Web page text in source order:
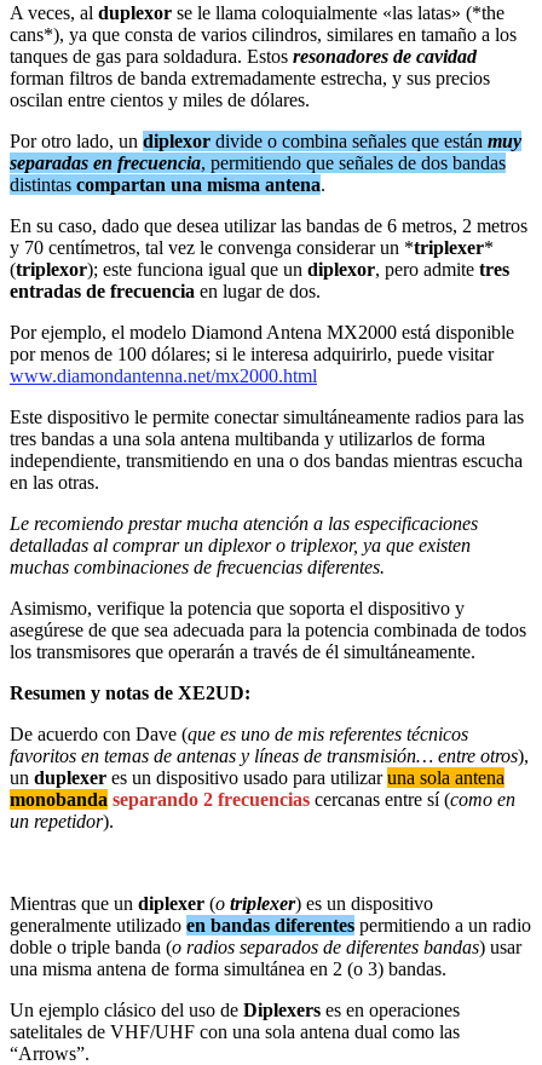
A veces, al duplexor se le llama coloquialmente «las latas» (*the
cans*), ya que consta de varios cilindros, similares en tamaño a los
tanques de gas para soldadura. Estos resonadores de cavidad
forman filtros de banda extremadamente estrecha, y sus precios
oscilan entre cientos y miles de dólares.
Por otro lado, un diplexor divide o combina señales que están muy
separadas en frecuencia, permitiendo que señales de dos bandas
distintas compartan una misma antena.
En su caso, dado que desea utilizar las bandas de 6 metros, 2 metros
y 70 centímetros, tal vez le convenga considerar un *triplexer*
(triplexor); este funciona igual que un diplexor, pero admite tres
entradas de frecuencia en lugar de dos.
Por ejemplo, el modelo Diamond Antena MX2000 está disponible
por menos de 100 dólares; si le interesa adquirirlo, puede visitar
www.diamondantenna.net/mx2000.html
Este dispositivo le permite conectar simultáneamente radios para las
tres bandas a una sola antena multibanda y utilizarlos de forma
independiente, transmitiendo en una o dos bandas mientras escucha
en las otras.
Le recomiendo prestar mucha atención a las especificaciones
detalladas al comprar un diplexor o triplexor, ya que existen
muchas combinaciones de frecuencias diferentes.
Asimismo, verifique la potencia que soporta el dispositivo y
asegúrese de que sea adecuada para la potencia combinada de todos
los transmisores que operarán a través de él simultáneamente.
Resumen y notas de XE2UD:
De acuerdo con Dave (que es uno de mis referentes técnicos
favoritos en temas de antenas y líneas de transmisión… entre otros),
un duplexer es un dispositivo usado para utilizaruna sola antena
monobanda separando 2 frecuencias cercanas entre sí (como en
un repetidor).
Mientras que un diplexer (o triplexer) es un dispositivo
generalmente utilizado en bandas diferentes permitiendo a un radio
doble o triple banda (o radios separados de diferentes bandas) usar
una misma antena de forma simultánea en 2 (o 3) bandas.
Un ejemplo clásico del uso de Diplexers es en operaciones
satelitales de VHF/UHF con una sola antena dual como las
“Arrows”.